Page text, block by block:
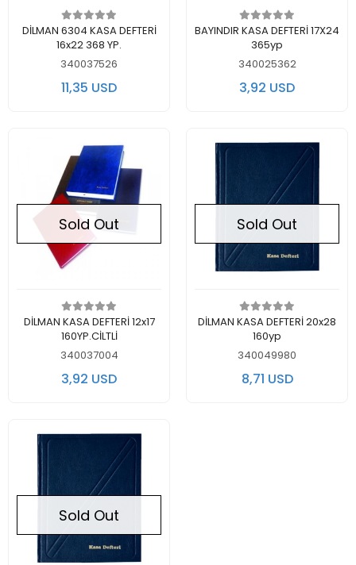
Add to cart
DİLMAN 6304 KASA DEFTERİ
16x22 368 YP.
340037526
11,35 USD
Out of stock
BAYINDIR KASA DEFTERİ 17X24
365yp
340025362
3,92 USD
Out of stock
Sold Out
DİLMAN KASA DEFTERİ 12x17
160YP.CİLTLİ
340037004
3,92 USD
Out of stock
Sold Out
DİLMAN KASA DEFTERİ 20x28
160yp
340049980
8,71 USD
Sold Out